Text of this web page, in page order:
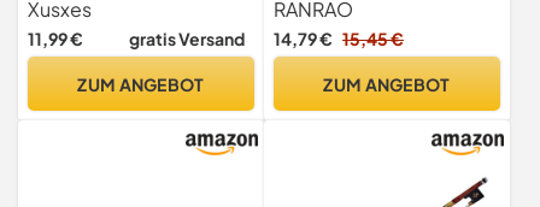
nsparent) Geigenbogen-
einsteller(4/4)
Korrekturwerkzeug
Xusxes
11,99 € gratis Versand
ZUM ANGEBOT
mit versilbertem Griff | 50 g
leicht
RANRAO
14,79 € 15,45 €
ZUM ANGEBOT